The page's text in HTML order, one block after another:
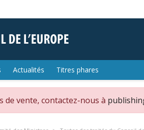
Actualités Titres phares
de vente, contactez-nous à